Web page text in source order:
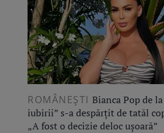
ROMÂNEŞTI Bianca Pop de
iubirii” s-a despărțit de tatăl
„A fost o decizie deloc ușoară”